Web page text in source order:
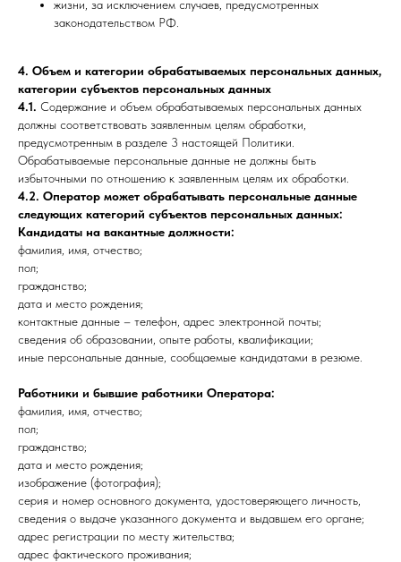
жизни, за исключением случаев, предусмотренных
законодательством РФ.
4. Объем и категории обрабатываемых персональных данных,
категории субъектов персональных данных
4.1. Содержание и объем обрабатываемых персональных данных
должны соответствовать заявленным целям обработки,
предусмотренным в разделе 3 настоящей Политики.
Обрабатываемые персональные данные не должны быть
избыточными по отношению к заявленным целям их обработки.
4.2. Оператор может обрабатывать персональные данные
следующих категорий субъектов персональных данных:
Кандидаты на вакантные должности:
фамилия, имя, отчество;
пол;
гражданство;
дата и место рождения;
контактные данные – телефон, адрес электронной почты;
сведения об образовании, опыте работы, квалификации;
иные персональные данные, сообщаемые кандидатами в резюме.
Работники и бывшие работники Оператора:
фамилия, имя, отчество;
пол;
гражданство;
дата и место рождения;
изображение (фотография);
серия и номер основного документа, удостоверяющего личность,
сведения о выдаче указанного документа и выдавшем его органе;
адрес регистрации по месту жительства;
адрес фактического проживания;